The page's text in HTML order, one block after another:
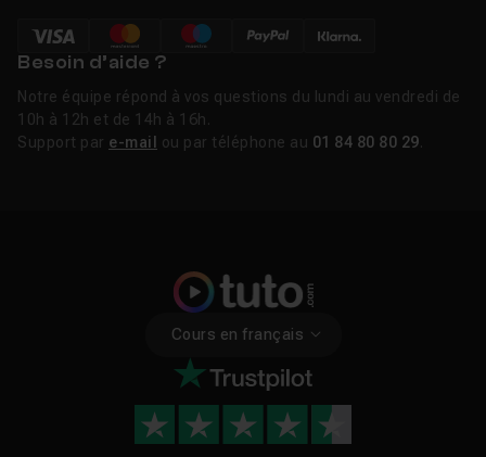
Besoin d’aide ?
Notre équipe répond à vos questions du lundi au vendredi de
10h à 12h et de 14h à 16h.
Support par e-mail ou par téléphone au 01 84 80 80 29
Cours en français